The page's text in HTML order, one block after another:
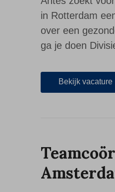
in Rotterdam
over een
ga je doen
Bekijk vacature